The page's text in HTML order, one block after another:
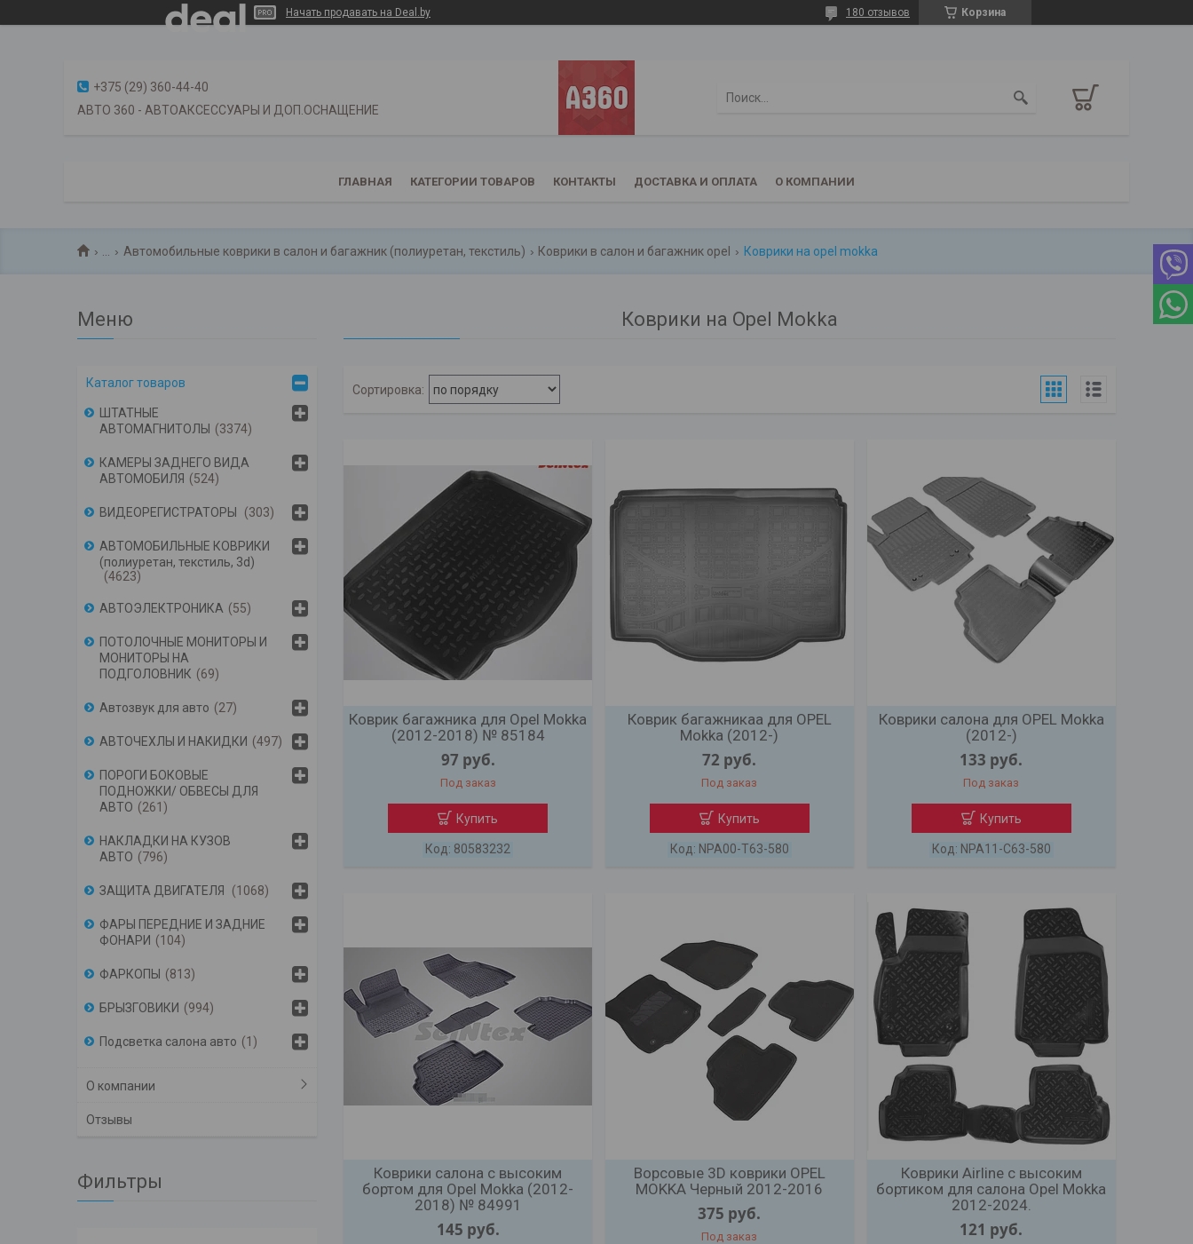
Начать продавать на Deal.by Корзина
180 отзывов
+375 (29) 360-44-40
АВТО 360 - АВТОАКСЕССУАРЫ И ДОП.ОСНАЩЕНИЕ
ГЛАВНАЯ КАТЕГОРИИ ТОВАРОВ КОНТАКТЫ ДОСТАВКА И ОПЛАТА О КОМПАНИИ
Автомобильные коврики в салон и багажник (полиуретан, текстиль) Коврики в салон и багажник opel Коврики на opel mokka
Коврики на Opel Mokka
Коврик багажника для Opel Mokka
(2012-2018) № 85184
97 руб.
Под заказ
Купить
80583232
Коврик багажникаа для OPEL
Mokka (2012-)
72 руб.
Под заказ
Купить
NPA00-T63-580
Коврики салона для OPEL Mokka
(2012-)
133 руб.
Под заказ
Купить
NPA11-C63-580
Коврики салона с высоким
бортом для Opel Mokka (2012-
2018) № 84991
145 руб.
Ворсовые 3D коврики OPEL
MOKKA Черный 2012-2016
375 руб.
Под заказ
Коврики Airline с высоким
бортиком для салона Opel Mokka
2012-2024.
121 руб.
Каталог товаров
ШТАТНЫЕ
АВТОМАГНИТОЛЫ
3374
КАМЕРЫ ЗАДНЕГО ВИДА
АВТОМОБИЛЯ
524
ВИДЕОРЕГИСТРАТОРЫ 303
АВТОМОБИЛЬНЫЕ КОВРИКИ
(полиуретан, текстиль, 3d)
4623
АВТОЭЛЕКТРОНИКА 55
ПОТОЛОЧНЫЕ МОНИТОРЫ И
МОНИТОРЫ НА
ПОДГОЛОВНИК
69
Автозвук для авто 27
АВТОЧЕХЛЫ И НАКИДКИ 497
ПОРОГИ БОКОВЫЕ
ПОДНОЖКИ/ ОБВЕСЫ ДЛЯ
АВТО
261
НАКЛАДКИ НА КУЗОВ
АВТО
796
ЗАЩИТА ДВИГАТЕЛЯ 1068
ФАРЫ ПЕРЕДНИЕ И ЗАДНИЕ
ФОНАРИ
104
ФАРКОПЫ 813
БРЫЗГОВИКИ 994
Подсветка салона авто 1
О компании
Отзывы
Фильтры